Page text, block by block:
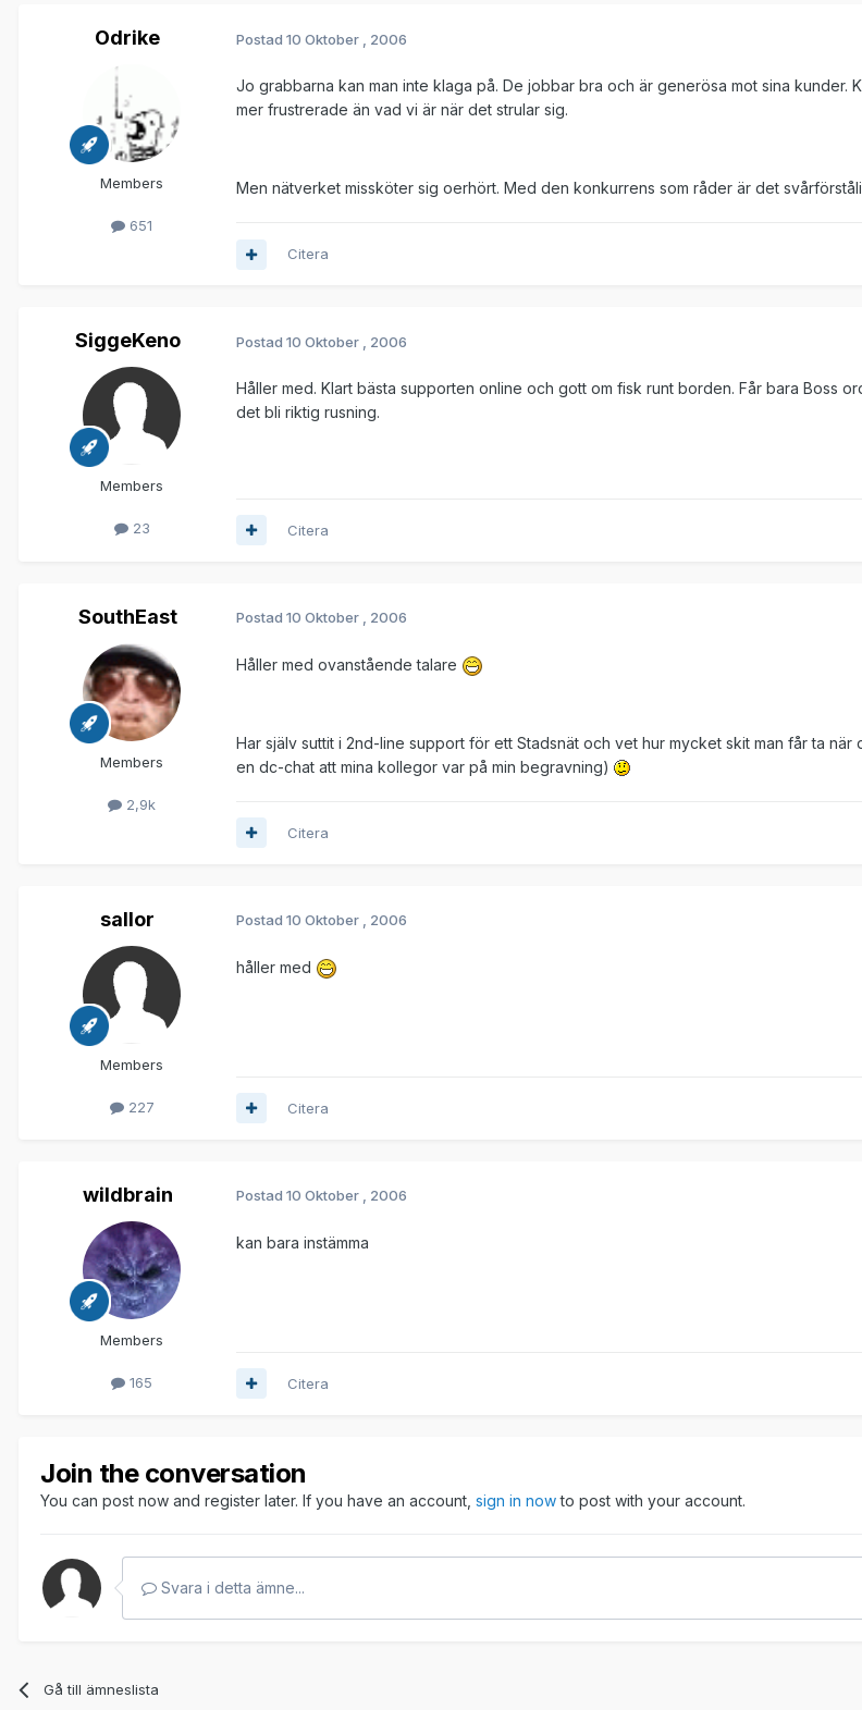
Odrike
Members
651
Postad 10 Oktober , 2006
Jo grabbarna kan man inte klaga på. De jobbar bra och är generösa mot sina kunder.
mer frustrerade än vad vi är när det strular sig.
Men nätverket missköter sig oerhört. Med den konkurrens som råder är det
Citera
SiggeKeno
Members
23
Postad 10 Oktober , 2006
Håller med. Klart bästa supporten online och gott om fisk runt borden. Får bara Boss
det bli riktig rusning.
Citera
SouthEast
Members
2,9k
Postad 10 Oktober , 2006
Håller med ovanstående talare
Har själv suttit i 2nd-line support för ett Stadsnät och vet hur mycket skit man får ta när
en dc-chat att mina kollegor var på min begravning)
Citera
sallor
Members
227
Postad 10 Oktober , 2006
håller med
Citera
wildbrain
Members
165
Postad 10 Oktober , 2006
kan bara instämma
Citera
Join the conversation
You can post now and register later. If you have an account, sign in nowto post with your account.
Svara i detta ämne...
Gå till ämneslista